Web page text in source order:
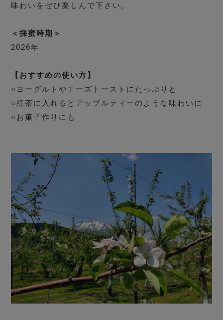
味わいをぜひ楽しんで下さい。
＜採蜜時期＞
2026年
【おすすめの使い方】
○ヨーグルトやチーズトーストにたっぷりと
○紅茶に入れるとアップルティーのような味わいに
○お菓子作りにも